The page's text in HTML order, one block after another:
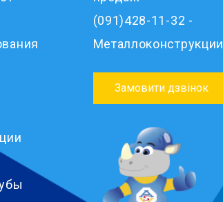
(091)428-11-32 -
Металлоконструкции
Замовити дзвінок